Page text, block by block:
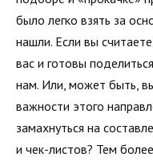
было легко взять за
нашли. Если вы
вас и готовы
нам. Или, может быть,
важности этого
замахнуться на
и чек-листов? Тем